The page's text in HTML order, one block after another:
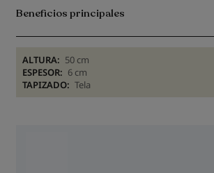
Beneficios principales
ALTURA: 50 cm
ESPESOR: 6 cm
TAPIZADO: Tela